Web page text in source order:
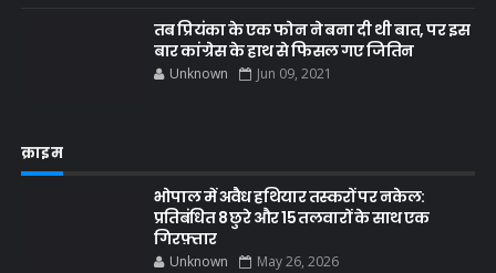
तब प्रियंका के एक फोन ने बना दी थी बात, पर इस
बार कांग्रेस के हाथ से फिसल गए जितिन
Unknown Jun 09, 2021
क्राइम
भोपाल में अवैध हथियार तस्करों पर नकेल:
प्रतिबंधित 8 छुरे और 15 तलवारों के साथ एक
गिरफ़्तार
Unknown May 26, 2026